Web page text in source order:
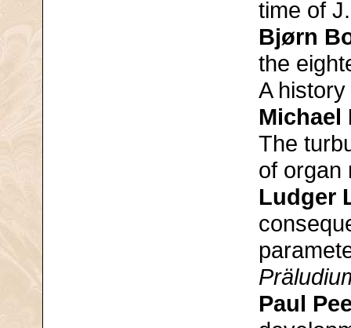
time of
Bjørn
the
A
Michael
The
of organ
Ludger
Paul